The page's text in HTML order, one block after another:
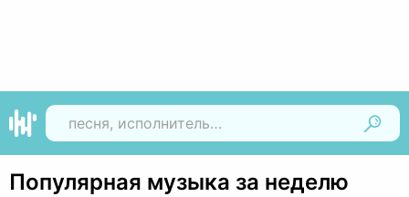
Популярная музыка за неделю